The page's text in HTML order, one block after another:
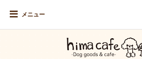
メニュー